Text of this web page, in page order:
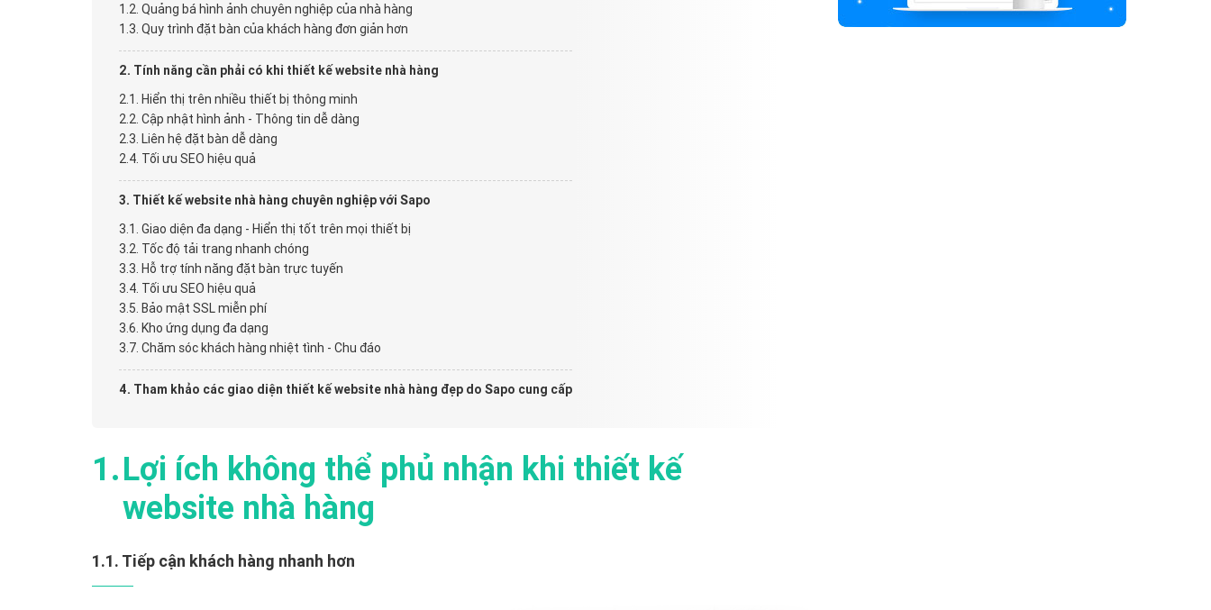
Quảng bá hình ảnh chuyên nghiệp của nhà hàng
Quy trình đặt bàn của khách hàng đơn giản hơn
Tính năng cần phải có khi thiết kế website nhà hàng
Hiển thị trên nhiều thiết bị thông minh
Cập nhật hình ảnh - Thông tin dễ dàng
Liên hệ đặt bàn dễ dàng
Tối ưu SEO hiệu quả
Thiết kế website nhà hàng chuyên nghiệp với Sapo
Giao diện đa dạng - Hiển thị tốt trên mọi thiết bị
Tốc độ tải trang nhanh chóng
Hỗ trợ tính năng đặt bàn trực tuyến
Tối ưu SEO hiệu quả
Bảo mật SSL miễn phí
Kho ứng dụng đa dạng
Chăm sóc khách hàng nhiệt tình - Chu đáo
Tham khảo các giao diện thiết kế website nhà hàng đẹp do Sapo cung cấp
Lợi ích không thể phủ nhận khi thiết kế
website nhà hàng
1.1. Tiếp cận khách hàng nhanh hơn